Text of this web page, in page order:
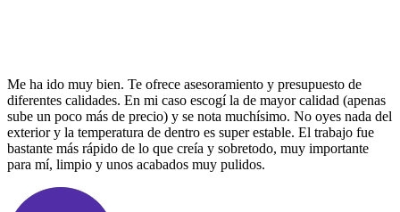
Me ha ido muy bien. Te ofrece asesoramiento y presupuesto de
diferentes calidades. En mi caso escogí la de mayor calidad (apenas
sube un poco más de precio) y se nota muchísimo. No oyes nada del
exterior y la temperatura de dentro es super estable. El trabajo fue
bastante más rápido de lo que creía y sobretodo, muy importante
para mí, limpio y unos acabados muy pulidos.